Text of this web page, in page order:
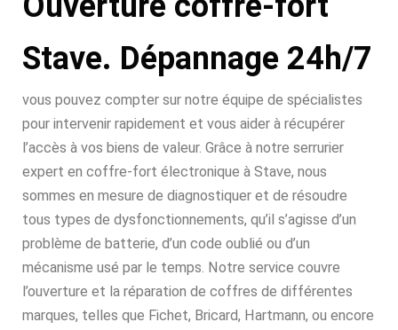
Stave. Dépannage 24h/7
vous pouvez compter sur notre équipe de spécialistes
pour intervenir rapidement et vous aider à récupérer
l’accès à vos biens de valeur. Grâce à notre serrurier
expert en coffre-fort électronique à Stave, nous
sommes en mesure de diagnostiquer et de résoudre
tous types de dysfonctionnements, qu’il s’agisse d’un
problème de batterie, d’un code oublié ou d’un
mécanisme usé par le temps. Notre service couvre
l’ouverture et la réparation de coffres de différentes
marques, telles que Fichet, Bricard, Hartmann, ou encore